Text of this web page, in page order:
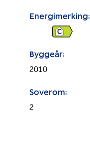
Energimerking:
C
Byggeår:
2010
Soverom:
2